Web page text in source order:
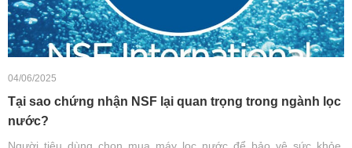
04/06/2025
Tại sao chứng nhận NSF lại quan trọng trong ngành lọc
nước?
Người tiêu dùng chọn mua máy lọc nước để bảo vệ sức khỏe,